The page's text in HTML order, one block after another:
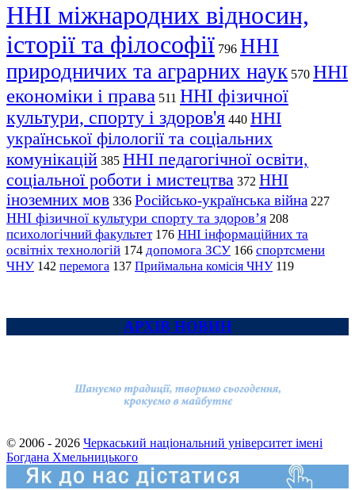
ННІ міжнародних відносин,
історії та філософії 796 ННІ
природничих та аграрних наук 570 ННІ
економіки і права 511 ННІ фізичної
культури, спорту і здоров'я 440 ННІ
української філології та соціальних
комунікацій 385 ННІ педагогічної освіти,
соціальної роботи і мистецтва 372 ННІ
іноземних мов 336 Російсько-українська війна 227
ННІ фізичної культури спорту та здоров’я 208
психологічний факультет 176 ННІ інформаційних та
освітніх технологій 174 допомога ЗСУ 166 спортсмени
ЧНУ 142 перемога 137 Приймальна комісія ЧНУ 119
АРХІВ НОВИН
© 2006 - 2026 Черкаський національний університет імені
Богдана Хмельницького